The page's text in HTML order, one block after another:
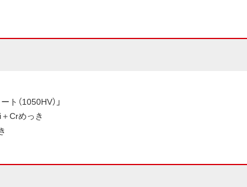
（1050HV）」
Crめっき